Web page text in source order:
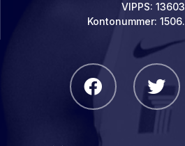
VIPPS:
Kontonummer: